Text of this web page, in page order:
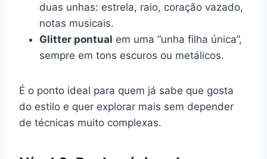
duas unhas: estrela, raio, coração vazado,
notas musicais.
Glitter pontual em uma “unha filha única”,
sempre em tons escuros ou metálicos.
É o ponto ideal para quem já sabe que gosta
do estilo e quer explorar mais sem depender
de técnicas muito complexas.